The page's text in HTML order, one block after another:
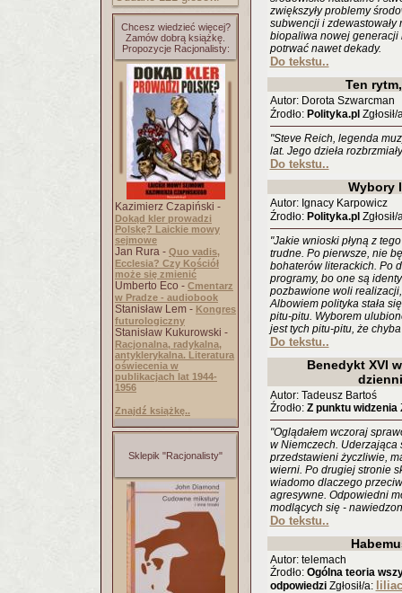
Chcesz wiedzieć więcej?
Zamów dobrą książkę.
Propozycje Racjonalisty:
Kazimierz Czapiński -
Dokąd kler prowadzi
Polskę? Laickie mowy
sejmowe
Jan Rura - Quo vadis,
Ecclesia? Czy Kościół
może się zmienić
Umberto Eco - Cmentarz
w Pradze - audiobook
Stanisław Lem - Kongres
futurologiczny
Stanisław Kukurowski -
Racjonalna, radykalna,
antyklerykalna. Literatura
oświecenia w
publikacjach lat 1944-
1956
Znajdź książkę..
Sklepik "Racjonalisty"
zwiększyły problemy
subwencji i
biopaliwa nowej generacji
potrwać nawet dekady.
Do tekstu..
Ten
Autor: Dorota Szwarcman
Źrodło: Polityka.pl
"Steve Reich, legenda
lat. Jego dzieła
Do tekstu..
Wybory
Autor: Ignacy Karpowicz
Źrodło: Polityka.pl
"Jakie wnioski płyną z
trudne. Po pierwsze, nie
bohaterów literackich. Po
programy, bo one są
pozbawione woli
Albowiem polityka stała
pitu-pitu. Wyborem
jest tych pitu-pitu, że
Do tekstu..
Benedykt XVI
Autor: Tadeusz Bartoś
Źrodło: Z punktu widzenia
"Oglądałem wczoraj
w Niemczech. Uderzająca
przedstawieni życzliwie,
wierni. Po drugiej stronie
wiadomo dlaczego
agresywne. Odpowiedni
modlących się -
Do tekstu..
Autor: telemach
Źrodło: Ogólna teoria
odpowiedziZgłosił/a: liliac